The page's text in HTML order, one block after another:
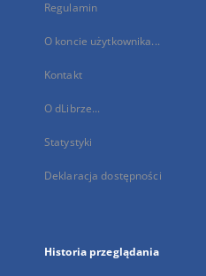
Regulamin
O koncie użytkownika...
Kontakt
O dLibrze...
Statystyki
Deklaracja dostępności
Historia przeglądania